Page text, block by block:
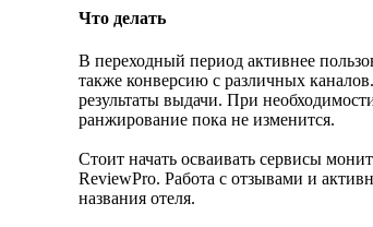
Что делать
В переходный период активнее
также конверсию с различных
результаты выдачи. При
ранжирование пока не изменится.
Стоит начать осваивать сервисы
ReviewPro. Работа с отзывами и
названия отеля.